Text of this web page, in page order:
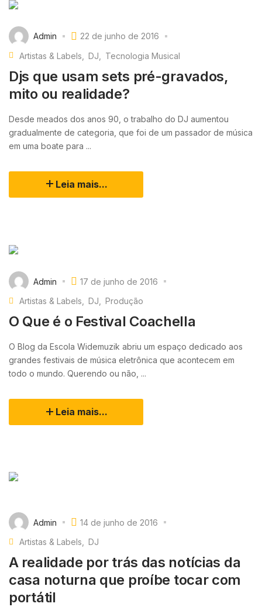
Admin
22 de junho de 2016
Artistas & Labels
DJ Tecnologia Musical
Djs que usam sets pré-gravados,
mito ou realidade?
Desde meados dos anos 90, o trabalho do DJ aumentou
gradualmente de categoria, que foi de um passador de música
em uma boate para ...
Leia mais...
Admin
17 de junho de 2016
Artistas & Labels
DJ Produção
O Que é o Festival Coachella
O Blog da Escola Widemuzik abriu um espaço dedicado aos
grandes festivais de música eletrônica que acontecem em
todo o mundo. Querendo ou não, ...
Leia mais...
Admin
14 de junho de 2016
Artistas & Labels
DJ
A realidade por trás das notícias da
casa noturna que proíbe tocar com
portátil